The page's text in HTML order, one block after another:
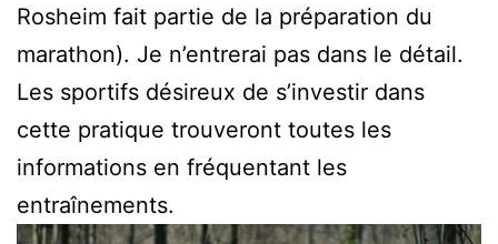
Rosheim fait partie de la préparation du
marathon). Je n’entrerai pas dans le détail.
Les sportifs désireux de s’investir dans
cette pratique trouveront toutes les
informations en fréquentant les
entraînements.